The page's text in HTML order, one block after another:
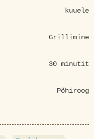
kuuele
Grillimine
30 minutit
Põhiroog